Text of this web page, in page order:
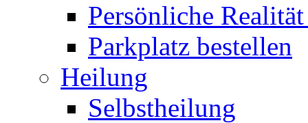
Persönliche
Parkplatz bestellen
Heilung
Selbstheilung